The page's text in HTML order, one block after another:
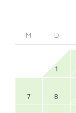
M D
1
7 8